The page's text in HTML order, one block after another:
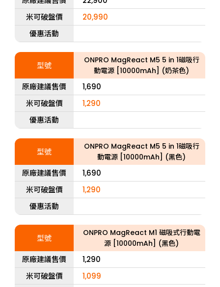
米可破盤價
20,990
優惠活動
型號
ONPRO MagReact M5 5 in 1磁吸行
動電源 [10000mAh] (奶茶色)
原廠建議售價
1,690
米可破盤價
1,290
優惠活動
型號
ONPRO MagReact M5 5 in 1磁吸行
動電源 [10000mAh] (黑色)
原廠建議售價
1,690
米可破盤價
1,290
優惠活動
型號
ONPRO MagReact M1 磁吸式行動電
源 [10000mAh] (黑色)
原廠建議售價
1,290
米可破盤價
1,099